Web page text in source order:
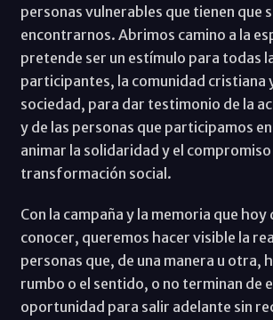
personas vulnerables que tienen que
encontrarnos. Abrimos camino a la
pretende ser un estímulo para todas
participantes, la comunidad cristiana
sociedad, para dar testimonio de la
y de las personas que participamos
animar la solidaridad y el compromiso
transformación social.
Con la campaña y la memoria que hoy
conocer, queremos hacer visible la
personas que, de una manera u otra,
rumbo o el sentido, o no terminan de
oportunidad para salir adelante sin